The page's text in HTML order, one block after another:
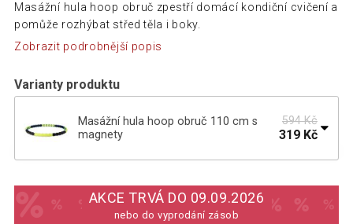
Masážní hula hoop obruč zpestří domácí kondiční cvičení a
pomůže rozhýbat střed těla i boky.
Zobrazit podrobnější popis
Varianty produktu
Masážní hula hoop obruč 110 cm s
magnety
594 Kč
319 Kč
magnety
AKCE TRVÁ DO 09.09.2026
nebo do vyprodání zásob